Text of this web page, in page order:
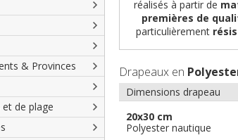
& Provinces
de plage
et militaires
réalisés à partir de
premières de
particulièrement
Drapeaux en
Dimensions drapeau
20x30 cm
Polyester nautique